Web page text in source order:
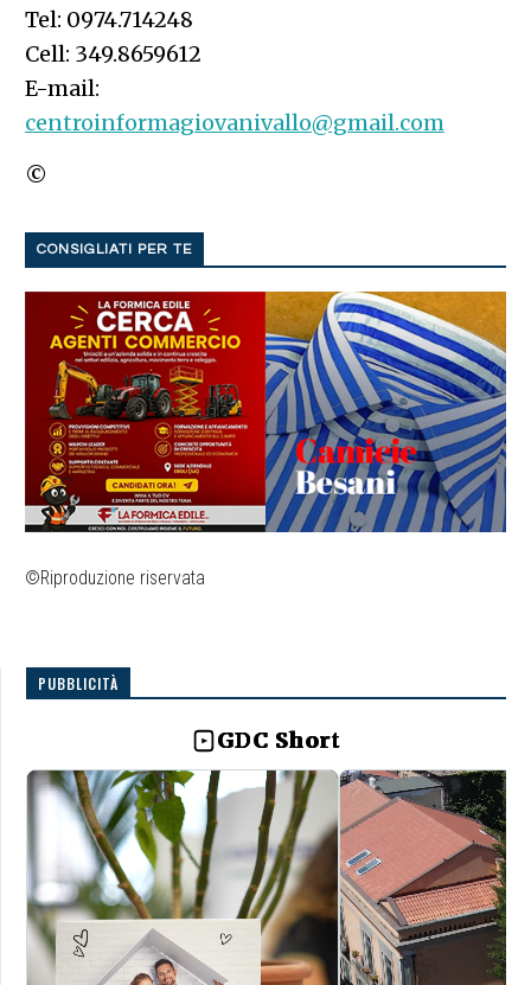
Tel: 0974.714248
Cell: 349.8659612
E-mail:
centroinformagiovanivallo@gmail.com
©
CONSIGLIATI PER TE
©Riproduzione riservata
PUBBLICITÀ
GDC Short